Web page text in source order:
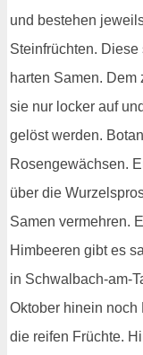
und bestehen
Steinfrüchten.
harten Samen.
sie nur locker auf
gelöst werden.
Rosengewächsen.
über die
Samen vermehren.
Himbeeren gibt es
in Schwalbach-am-
Oktober hinein noch
die reifen Früchte.